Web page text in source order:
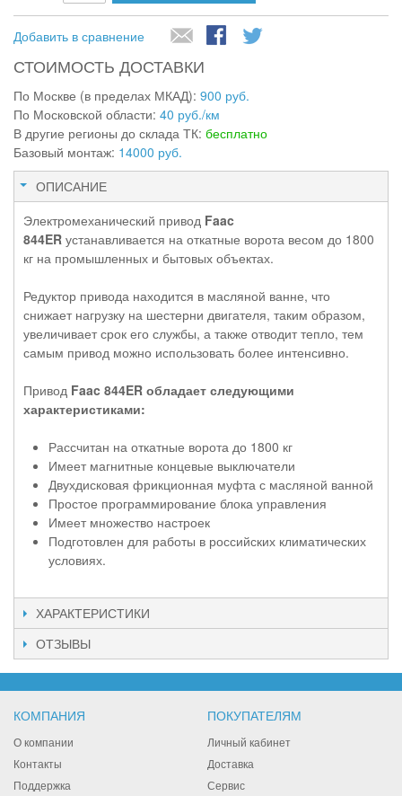
Добавить в сравнение
СТОИМОСТЬ ДОСТАВКИ
По Москве (в пределах МКАД): 900 руб.
По Московской области: 40 руб./км
В другие регионы до склада ТК: бесплатно
Базовый монтаж: 14000 руб.
ОПИСАНИЕ
Электромеханический привод Faac
844ER устанавливается на откатные ворота весом до 1800
кг на промышленных и бытовых объектах.
Редуктор привода находится в масляной ванне, что
снижает нагрузку на шестерни двигателя, таким образом,
увеличивает срок его службы, а также отводит тепло, тем
самым привод можно использовать более интенсивно.
Привод Faac 844ER обладает следующими
характеристиками:
Рассчитан на откатные ворота до 1800 кг
Имеет магнитные концевые выключатели
Двухдисковая фрикционная муфта с масляной ванной
Простое программирование блока управления
Имеет множество настроек
Подготовлен для работы в российских климатических
условиях.
ХАРАКТЕРИСТИКИ
ОТЗЫВЫ
КОМПАНИЯ
О компании
Контакты
Поддержка
ПОКУПАТЕЛЯМ
Личный кабинет
Доставка
Сервис